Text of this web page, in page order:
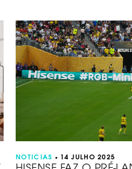
NOTICIAS 14 JULHO 2025